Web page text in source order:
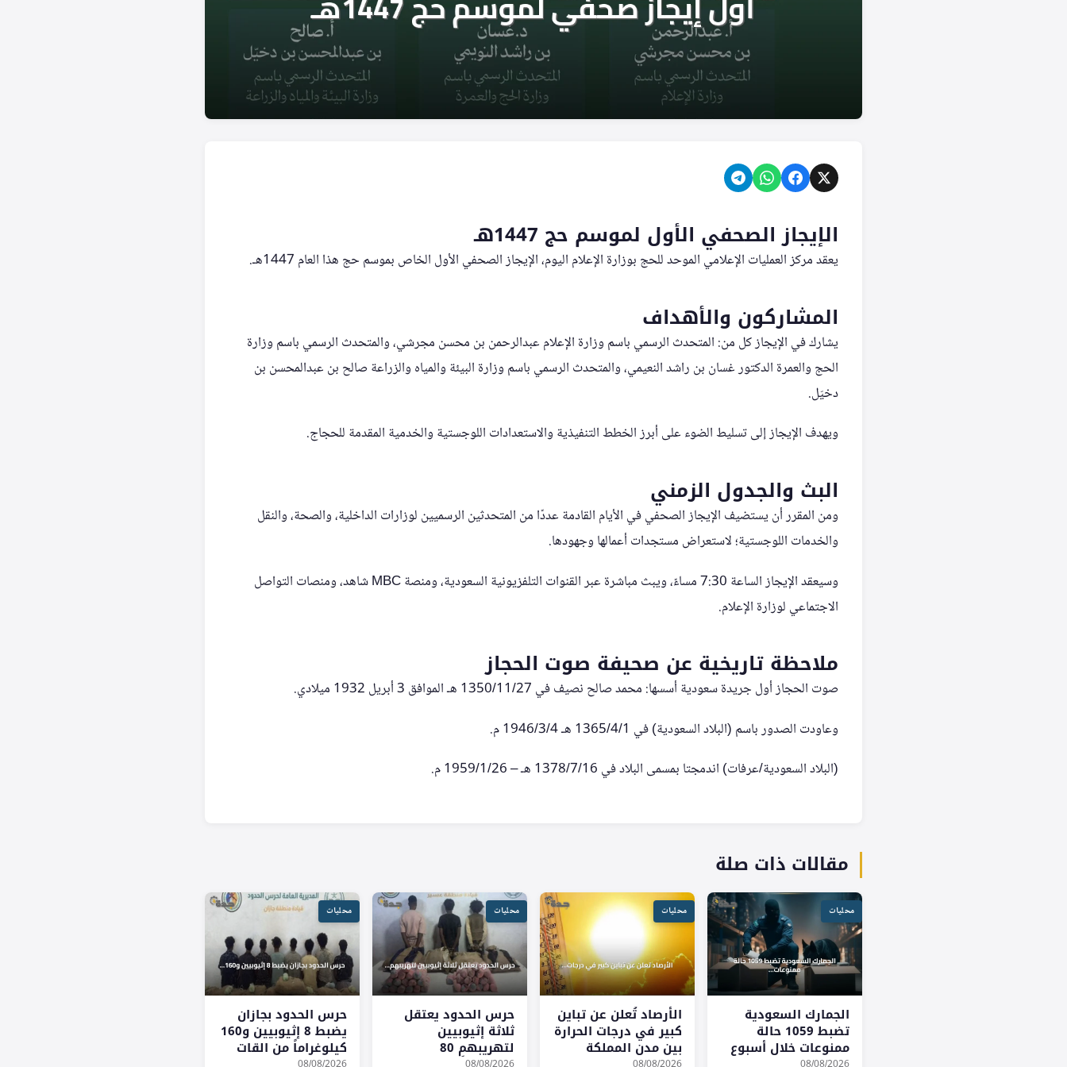
الإيجاز الصحفي الأول لموسم حج 1447هـ
يعقد مركز العمليات الإعلامي الموحد للحج بوزارة الإعلام اليوم، الإيجاز الصحفي الأول الخاص بموسم حج هذا العام 1447هـ.
المشاركون والأهداف
يشارك في الإيجاز كل من: المتحدث الرسمي باسم وزارة الإعلام عبدالرحمن بن محسن مجرشي، والمتحدث الرسمي باسم وزارة
الحج والعمرة الدكتور غسان بن راشد النعيمي، والمتحدث الرسمي باسم وزارة البيئة والمياه والزراعة صالح بن عبدالمحسن بن
دخيّل.
ويهدف الإيجاز إلى تسليط الضوء على أبرز الخطط التنفيذية والاستعدادات اللوجستية والخدمية المقدمة للحجاج.
البث والجدول الزمني
ومن المقرر أن يستضيف الإيجاز الصحفي في الأيام القادمة عددًا من المتحدثين الرسميين لوزارات الداخلية، والصحة، والنقل
والخدمات اللوجستية؛ لاستعراض مستجدات أعمالها وجهودها.
وسيعقد الإيجاز الساعة 7:30 مساءً، ويبث مباشرة عبر القنوات التلفزيونية السعودية، ومنصة MBC شاهد، ومنصات التواصل
الاجتماعي لوزارة الإعلام.
ملاحظة تاريخية عن صحيفة صوت الحجاز
صوت الحجاز أول جريدة سعودية أسسها: محمد صالح نصيف في 1350/11/27 هـ الموافق 3 أبريل 1932 ميلادي.
وعاودت الصدور باسم (البلاد السعودية) في 1365/4/1 هـ 1946/3/4 م.
(البلاد السعودية/عرفات) اندمجتا بمسمى البلاد في 1378/7/16 هـ – 1959/1/26 م.
مقالات ذات صلة
محليات
الجمارك السعودية
تضبط 1059 حالة
ممنوعات خلال أسبوع
محليات
الأرصاد تُعلن عن تباين
كبير في درجات الحرارة
بين مدن المملكة
محليات
حرس الحدود يعتقل
ثلاثة إثيوبيين
لتهريبهم 80
محليات
حرس الحدود بجازان
يضبط 8 إثيوبيين و160
كيلوغراماً من القات